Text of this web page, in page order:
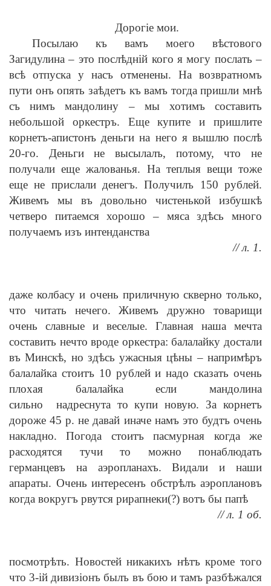
Дорогіе мои.
Посылаю къ вамъ моего вѣстового
Загидулина – это послѣдній кого я могу послать –
всѣ отпуска у насъ отменены. На возвратномъ
пути онъ опять заѣдетъ къ вамъ тогда пришли мнѣ
съ нимъ мандолину – мы хотимъ составить
небольшой оркестръ. Еще купите и пришлите
корнетъ-апистонъ деньги на него я вышлю послѣ
20-го. Деньги не высылалъ, потому, что не
получали еще жалованья. На теплыя вещи тоже
еще не прислали денегъ. Получилъ 150 рублей.
Живемъ мы въ довольно чистенькой избушкѣ
четверо питаемся хорошо – мяса здѣсь много
получаемъ изъ интенданства
// л. 1.
даже колбасу и очень приличную скверно только,
что читать нечего. Живемъ дружно товарищи
очень славные и веселые. Главная наша мечта
составить нечто вроде оркестра: балалайку достали
въ Минскѣ, но здѣсь ужасныя цѣны – напримѣръ
балалайка стоитъ 10 рублей и надо сказать очень
плохая балалайка если мандолина
сильно надреснута то купи новую. За корнетъ
дороже 45 р. не давай иначе намъ это будтъ очень
накладно. Погода стоитъ пасмурная когда же
расходятся тучи то можно понаблюдать
германцевъ на аэропланахъ. Видали и наши
апараты. Очень интересенъ обстрѣлъ аэроплановъ
когда вокругъ рвутся рирапнеки(?) вотъ бы папѣ
// л. 1 об.
посмотрѣть. Новостей никакихъ нѣтъ кроме того
что 3-ій дивизіонъ былъ въ бою и тамъ разбѣжался